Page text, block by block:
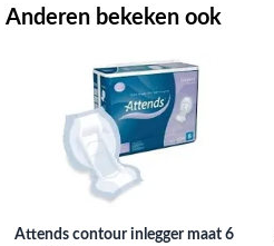
Anderen bekeken ook
Attends contour inlegger maat 6